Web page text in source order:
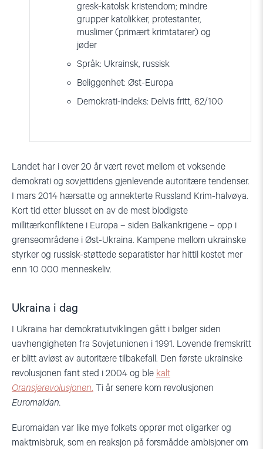
gresk-katolsk kristendom; mindre
grupper katolikker, protestanter,
muslimer (primært krimtatarer) og
jøder
Språk: Ukrainsk, russisk
Beliggenhet: Øst-Europa
Demokrati-indeks: Delvis fritt, 62/100
Landet har i over 20 år vært revet mellom et voksende
demokrati og sovjettidens gjenlevende autoritære tendenser.
I mars 2014 hærsatte og annekterte Russland Krim-halvøya.
Kort tid etter blusset en av de mest blodigste
millitærkonfliktene i Europa – siden Balkankrigene – opp i
grenseområdene i Øst-Ukraina. Kampene mellom ukrainske
styrker og russisk-støttede separatister har hittil kostet mer
enn 10 000 menneskeliv.
Ukraina i dag
I Ukraina har demokratiutviklingen gått i bølger siden
uavhengigheten fra Sovjetunionen i 1991. Lovende fremskritt
er blitt avløst av autoritære tilbakefall. Den første ukrainske
revolusjonen fant sted i 2004 og ble kalt
Oransjerevolusjonen. Ti år senere kom revolusjonen
Euromaidan.
Euromaidan var like mye folkets opprør mot oligarker og
maktmisbruk, som en reaksjon på forsmådde ambisjoner om